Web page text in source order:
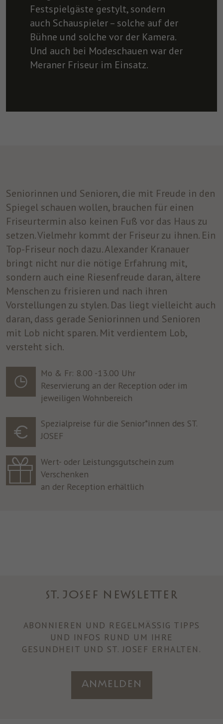
Festspielgäste gestylt, sondern
auch Schauspieler – solche auf der
Bühne und solche vor der Kamera.
Und auch bei Modeschauen war der
Meraner Friseur im Einsatz.
Seniorinnen und Senioren, die mit Freude in den
Spiegel schauen wollen, brauchen für einen
Friseurtermin also keinen Fuß vor das Haus zu
setzen. Vielmehr kommt der Friseur zu ihnen. Ein
Top-Friseur noch dazu. Alexander Kranauer
bringt nicht nur die nötige Erfahrung mit,
sondern auch eine Riesenfreude daran, ältere
Menschen zu frisieren und nach ihren
Vorstellungen zu stylen. Das liegt vielleicht auch
daran, dass gerade Seniorinnen und Senioren
mit Lob nicht sparen. Mit verdientem Lob,
versteht sich.
Mo & Fr: 8.00 -13.00 Uhr
Reservierung an der Reception oder im
jeweiligen Wohnbereich
Spezialpreise für die Senior*innen des ST.
JOSEF
Wert- oder Leistungsgutschein zum
Verschenken
an der Reception erhältlich
ST. JOSEF NEWSLETTER
ABONNIEREN UND REGELMÄSSIG TIPPS U
ND INFOS RUND UM IHRE
GESUNDHEIT UND ST. JOSEF ERHALTEN.
Anmelden